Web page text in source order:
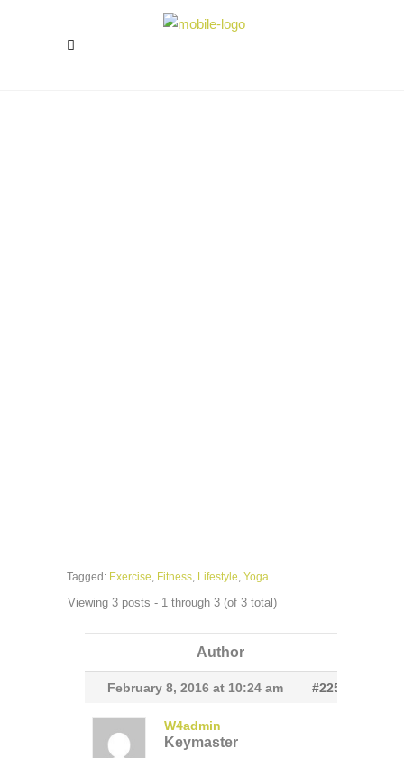
Tagged: Exercise Fitness Lifestyle Yoga
Viewing 3 posts - 1 through 3 (of 3 total)
Author
February 8, 2016 at 10:24 am #2252
W4admin
Keymaster